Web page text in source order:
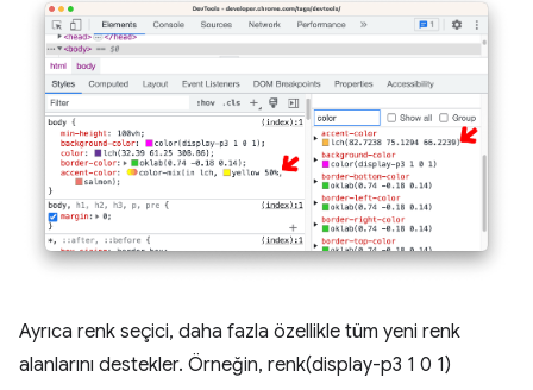
Ayrıca renk seçici, daha fazla özellikle tüm yeni renk
alanlarını destekler. Örneğin, renk(display-p3 1 0 1)